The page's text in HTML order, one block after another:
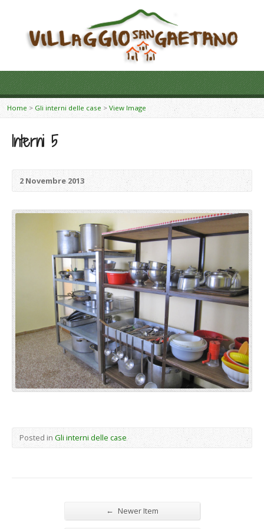
Home > Gli interni delle case >View Image
Interni 5
2 Novembre 2013
Posted in Gli interni delle case
← Newer Item